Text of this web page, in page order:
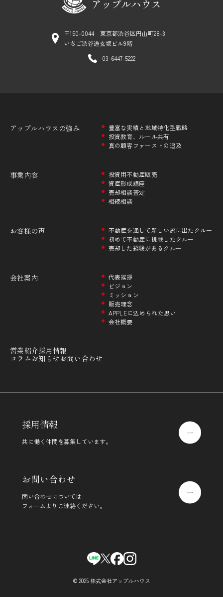
〒150-0044 東京都渋谷区円山町28-3
いちご渋谷道玄坂ビル9階
03-6447-5222
アップルハウスの強み
豊富な実績と地域特化型戦略
投資教育、ルール共有
真の顧客ファーストの追及
事業内容
投資用不動産販売
資産形成講座
売却相談査定
相続相談
お客様の声
不動産を通して新しい旅に出たクルー
初めて不動産に挑戦したクルー
売却した経験があるクルー
会社案内
代表挨拶
ビジョン
ミッション
販売理念
APPLEに込められた思い
会社概要
営業紹介採用情報
コラムお知らせお問い合わせ
採用情報
共に働く仲間を募集しています。
お問い合わせ
問い合わせについては
フォームよりご連絡ください。
© 2025 株式会社アップルハウス